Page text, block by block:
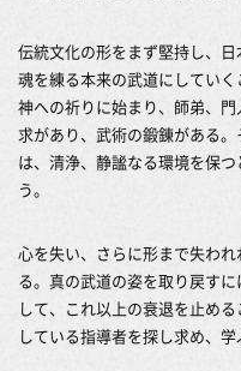
伝統文化の形をまず堅持し、
魂を練る本来の武道にしてい
神への祈りに始まり、師弟、
求があり、武術の鍛錬がある
は、清浄、静謐なる環境を保
う。
心を失い、さらに形まで失わ
る。真の武道の姿を取り戻す
して、これ以上の衰退を止め
している指導者を探し求め、学